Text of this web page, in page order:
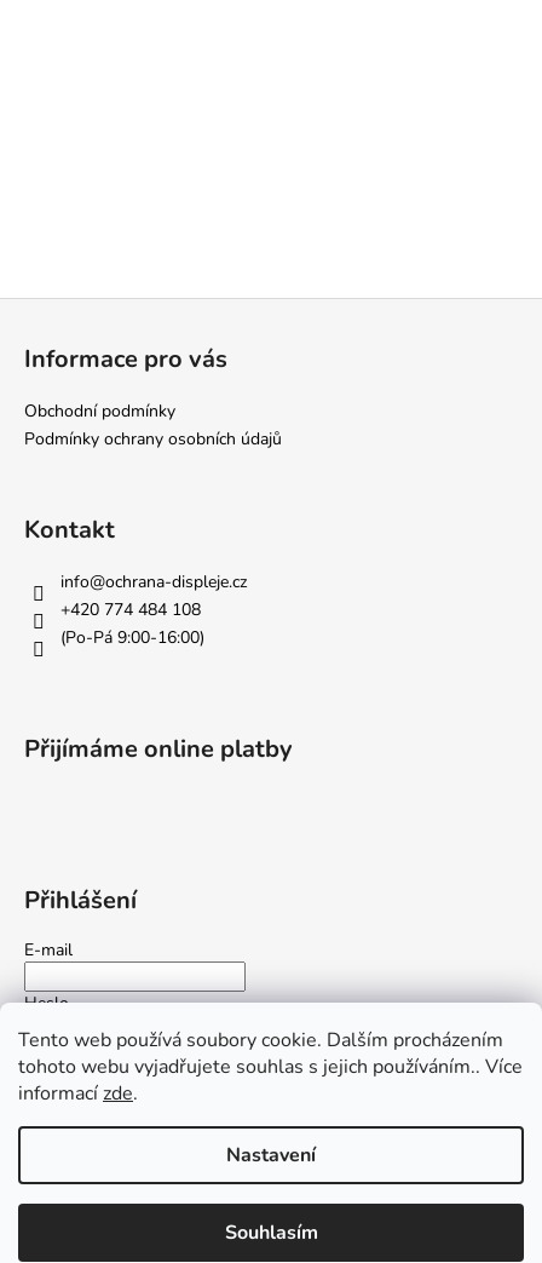
Tento web používá soubory cookie. Dalším procházením
tohoto webu vyjadřujete souhlas s jejich používáním.. Více
informacízde.
Nastavení
Souhlasím
Informace pro vás
Obchodní podmínky
Podmínky ochrany osobních údajů
Kontakt
info@ochrana-displeje.cz
+420 774 484 108
(Po-Pá 9:00-16:00)
Přijímáme online platby
Přihlášení
E-mail
Heslo
PŘIHLÁSIT SE
Nová registraceZapomenuté heslo
Ochrana-displeje.cz. Všechna práva vyhrazena.